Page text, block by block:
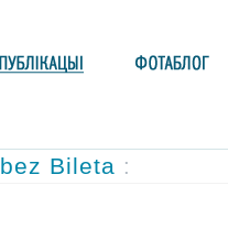
bez Bileta :